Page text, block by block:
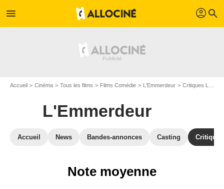
menu profil search
Accueil Cinéma Tous les films Films Comédie L'Emmerdeur Critiques L'Emmerdeur
L'Emmerdeur
Accueil News Bandes-annonces Casting
Note moyenne